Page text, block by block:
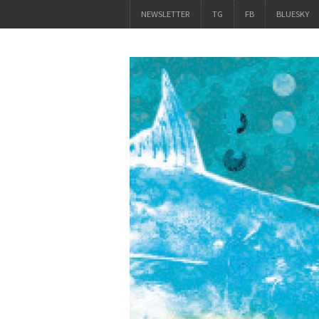
NEWSLETTER TG FB BLUESKY